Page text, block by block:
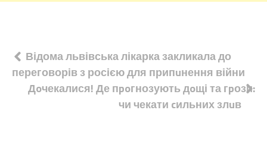
Навігація
записів
Відома львівська лікарка закликала до
переговорів з росією для припuнення війни
Дoчекалися! Де пpoгнозують дoщі та гpози:
чи чекати cильних злuв